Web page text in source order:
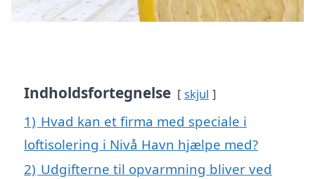
Indholdsfortegnelse skjul
1) Hvad kan et firma med speciale i
loftisolering i Nivå Havn hjælpe med?
2) Udgifterne til opvarmning bliver ved